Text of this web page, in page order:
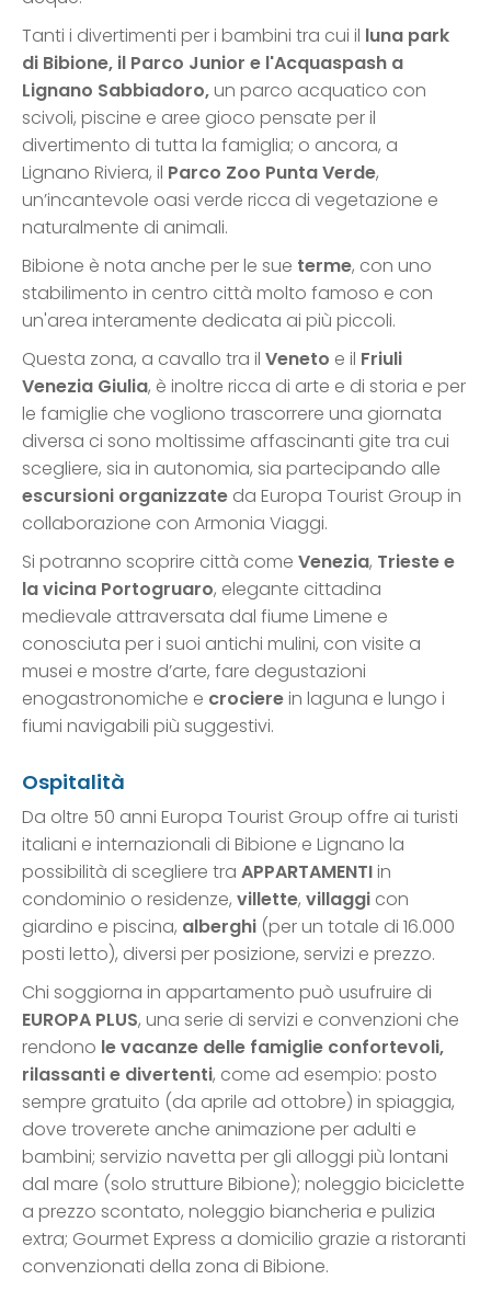
Tanti i divertimenti per i bambini tra cui il luna park
di Bibione, il Parco Junior e l'Acquaspash a
Lignano Sabbiadoro,un parco acquatico con
scivoli, piscine e aree gioco pensate per il
divertimento di tutta la famiglia; o ancora, a
Lignano Riviera, il Parco Zoo Punta Verde,
un’incantevole oasi verde ricca di vegetazione e
naturalmente di animali.
Bibione è nota anche per le sue terme, con uno
stabilimento in centro città molto famoso e con
un'area interamente dedicata ai più piccoli.
Questa zona, a cavallo tra il Veneto e il Friuli
Venezia Giulia, è inoltre ricca di arte e di storia e per
le famiglie che vogliono trascorrere una giornata
diversa ci sono moltissime affascinanti gite tra cui
scegliere, sia in autonomia, sia partecipando alle
escursioni organizzate da Europa Tourist Group in
collaborazione con Armonia Viaggi.
Si potranno scoprire città come Venezia, Trieste e
la vicina Portogruaro, elegante cittadina
medievale attraversata dal fiume Limene e
conosciuta per i suoi antichi mulini, con visite a
musei e mostre d’arte, fare degustazioni
enogastronomiche e crocierein laguna e lungo i
fiumi navigabili più suggestivi.
Ospitalità
Da oltre 50 anni Europa Tourist Group offre ai turisti
italiani e internazionali di Bibione e Lignano la
possibilità di scegliere tra APPARTAMENTIin
condominio o residenze, villette, villaggi con
giardino e piscina, alberghi (per un totale di 16.000
posti letto), diversi per posizione, servizi e prezzo.
Chi soggiorna in appartamento può usufruire di
EUROPA PLUS, una serie di servizi e convenzioni che
rendono le vacanze delle famiglie confortevoli,
rilassanti e divertenti, come ad esempio: posto
sempre gratuito (da aprile ad ottobre) in spiaggia,
dove troverete anche animazione per adulti e
bambini; servizio navetta per gli alloggi più lontani
dal mare (solo strutture Bibione); noleggio biciclette
a prezzo scontato, noleggio biancheria e pulizia
extra; Gourmet Express a domicilio grazie a ristoranti
convenzionati della zona di Bibione.